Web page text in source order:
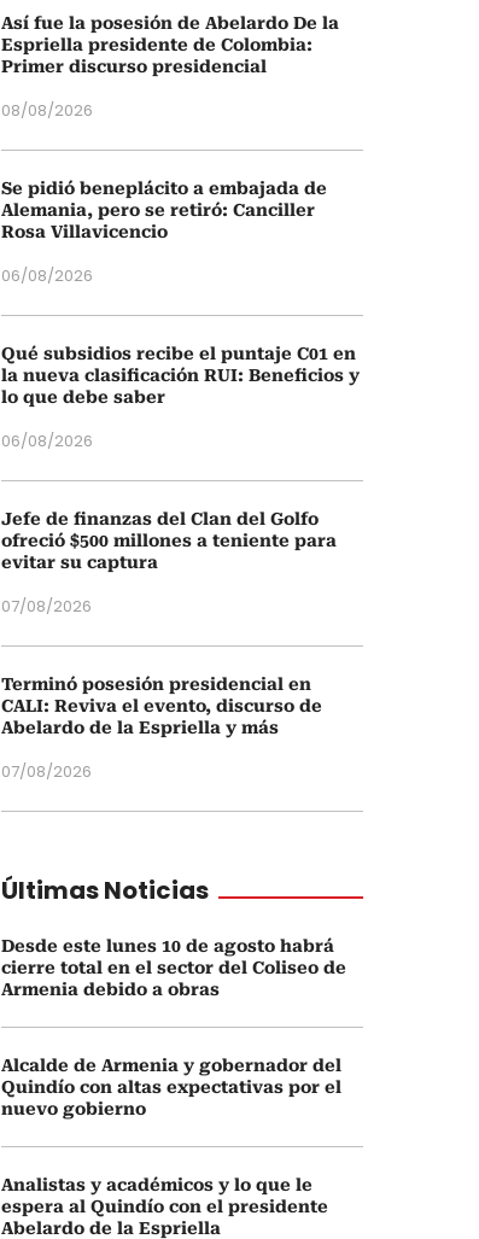
Así fue la posesión de Abelardo De la
Espriella presidente de Colombia:
Primer discurso presidencial
08/08/2026
Se pidió beneplácito a embajada de
Alemania, pero se retiró: Canciller
Rosa Villavicencio
06/08/2026
Qué subsidios recibe el puntaje C01 en
la nueva clasificación RUI: Beneficios y
lo que debe saber
06/08/2026
Jefe de finanzas del Clan del Golfo
ofreció $500 millones a teniente para
evitar su captura
07/08/2026
Terminó posesión presidencial en
CALI: Reviva el evento, discurso de
Abelardo de la Espriella y más
07/08/2026
Últimas Noticias
Desde este lunes 10 de agosto habrá
cierre total en el sector del Coliseo de
Armenia debido a obras
Alcalde de Armenia y gobernador del
Quindío con altas expectativas por el
nuevo gobierno
Analistas y académicos y lo que le
espera al Quindío con el presidente
Abelardo de la Espriella